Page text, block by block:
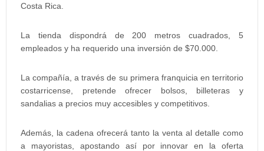
Costa Rica.
La tienda dispondrá de 200 metros cuadrados, 5
empleados y ha requerido una inversión de $70.000.
La compañía, a través de su primera franquicia en territorio
costarricense, pretende ofrecer bolsos, billeteras y
sandalias a precios muy accesibles y competitivos.
Además, la cadena ofrecerá tanto la venta al detalle como
a mayoristas, apostando así por innovar en la oferta